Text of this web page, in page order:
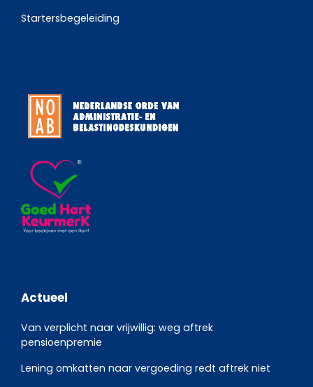
Startersbegeleiding
Actueel
Van verplicht naar vrijwillig: weg aftrek
pensioenpremie
Lening omkatten naar vergoeding redt aftrek niet